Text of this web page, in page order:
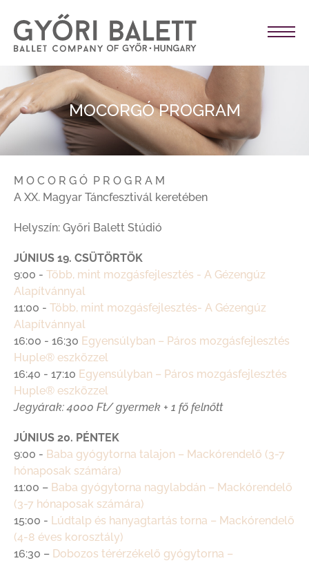
MOCORGÓ PROGRAM
M O C O R G Ó P R O G R A M
A XX. Magyar Táncfesztivál keretében
Helyszín: Győri Balett Stúdió
JÚNIUS 19. CSÜTÖRTÖK
9:00 - Több, mint mozgásfejlesztés - A Gézengúz
Alapítvánnyal
11:00 - Több, mint mozgásfejlesztés- A Gézengúz
Alapítvánnyal
16:00 - 16:30 Egyensúlyban – Páros mozgásfejlesztés
Huple® eszközzel
16:40 - 17:10 Egyensúlyban – Páros mozgásfejlesztés
Huple® eszközzel
Jegyárak: 4000 Ft/ gyermek + 1 fő felnőtt
JÚNIUS 20. PÉNTEK
9:00 - Baba gyógytorna talajon – Mackórendelő (3-7
hónaposak számára)
11:00 – Baba gyógytorna nagylabdán – Mackórendelő
(3-7 hónaposak számára)
15:00 - Lúdtalp és hanyagtartás torna – Mackórendelő
(4-8 éves korosztály)
16:30 – Dobozos térérzékelő gyógytorna –